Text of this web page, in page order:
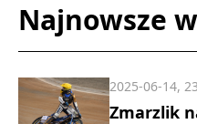
Najnowsze
Zmarzlik
2025-06-14,